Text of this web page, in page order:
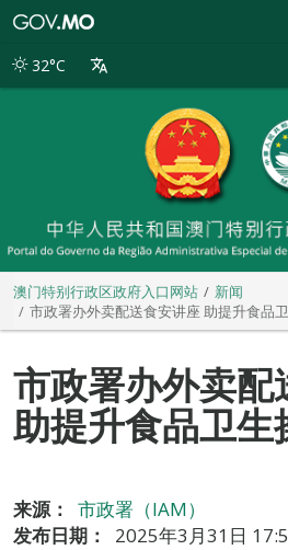
别
32°C
澳门特别行政区政府入口网站
新闻
市政署办外卖配送食安讲座 助提升食品
市政署办外卖配
助提升食品卫生
来源：
市政署（IAM）
发布日期：
2025年3月31日